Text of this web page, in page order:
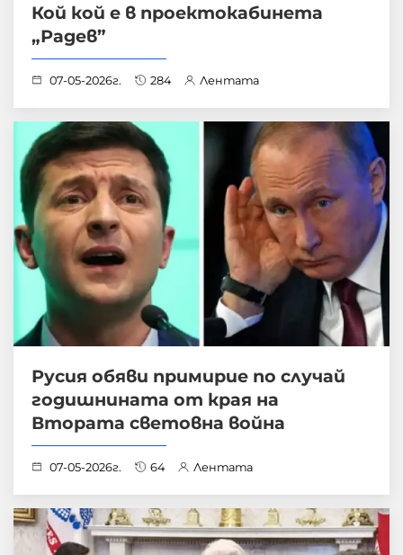
Кой кой е в проектокабинета
„Радев”
07-05-2026г. 284 Лентата
Русия обяви примирие по случай
годишнината от края на
Втората световна война
07-05-2026г. 64 Лентата